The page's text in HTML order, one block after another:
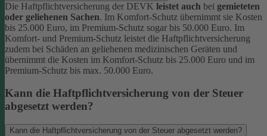
Die Haftpflichtversicherung der DEVK leistet auch bei gemieteten
oder geliehenen Sachen. Im Komfort-Schutz übernimmt sie Kosten
bis 25.000 Euro, im Premium-Schutz sogar bis 50.000 Euro. Im
Komfort- und Premium-Schutz leistet die Haftpflichtversicherung
zudem bei Schäden an geliehenen medizinischen Geräten und
übernimmt die Kosten im Komfort-Schutz bis 25.000 Euro und im
Premium-Schutz bis max. 50.000 Euro.
Kann die Haftpflichtversicherung von der Steuer
abgesetzt werden?
Kann die Haftpflichtversicherung von der Steuer abgesetzt werden?